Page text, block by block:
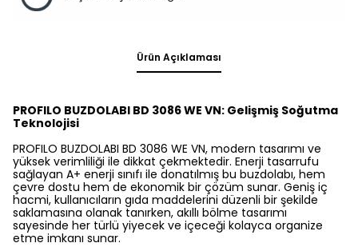
Ürün Açıklaması
PROFILO BUZDOLABI BD 3086 WE VN: Gelişmiş Soğutma
Teknolojisi
PROFILO BUZDOLABI BD 3086 WE VN, modern tasarımı ve
yüksek verimliliği ile dikkat çekmektedir. Enerji tasarrufu
sağlayan A+ enerji sınıfı ile donatılmış bu buzdolabı, hem
çevre dostu hem de ekonomik bir çözüm sunar. Geniş iç
hacmi, kullanıcıların gıda maddelerini düzenli bir şekilde
saklamasına olanak tanırken, akıllı bölme tasarımı
sayesinde her türlü yiyecek ve içeceği kolayca organize
etme imkanı sunar.